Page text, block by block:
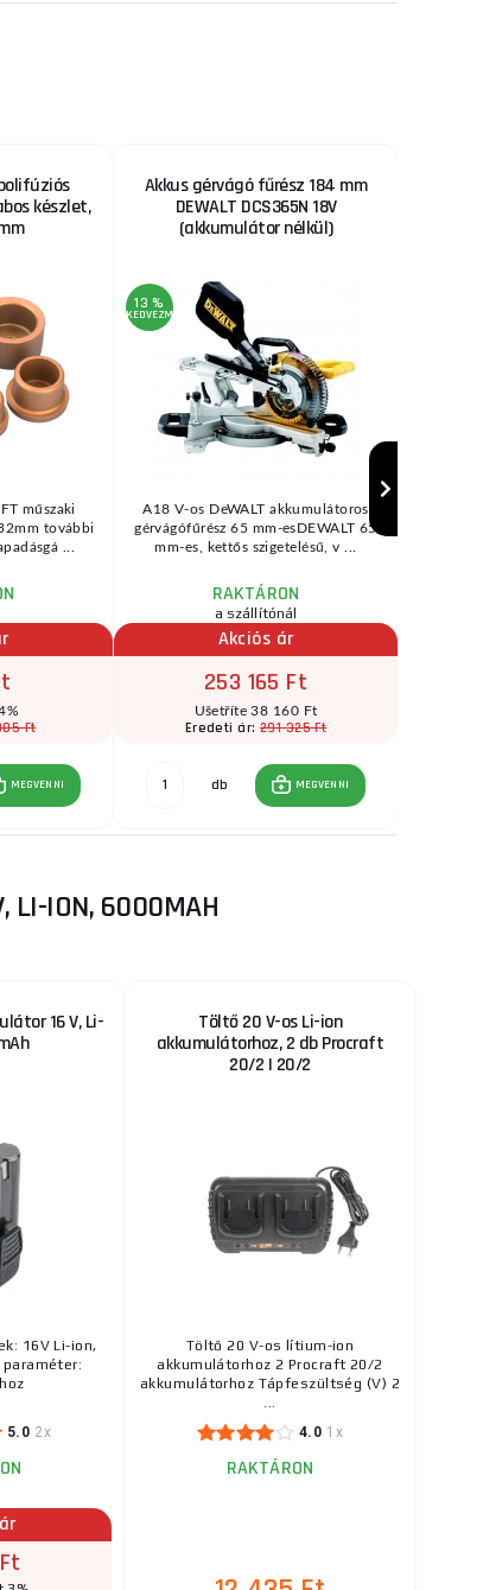
készlet,
műszaki
további
...
Ft
MEGVENNI
Akkus gérvágó fűrész 184 mm
DEWALT DCS365N 18V
(akkumulátor nélkül)
13 %
KEDVEZMÉNY
A18 V-os DeWALT akkumulátoros
gérvágófűrész 65 mm-esDEWALT 65
mm-es, kettős szigetelésű, v ...
RAKTÁRON
a szállítónál
Akciós ár
253 165 Ft
Ušetříte 38 160 Ft
Eredeti ár: 291 325 Ft
db MEGVENNI
LI-ION, 6000MAH
16 V, Li-
16V Li-ion,
5.0 2x
Töltő 20 V-os Li-ion
akkumulátorhoz, 2 db Procraft
20/2 | 20/2
Töltő 20 V-os lítium-ion
akkumulátorhoz 2 Procraft 20/2
akkumulátorhoz Tápfeszültség (V) 2
...
4.0 1x
RAKTÁRON